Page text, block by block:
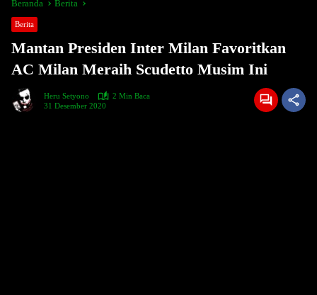
Beranda Berita
Berita
Mantan Presiden Inter Milan Favoritkan
AC Milan Meraih Scudetto Musim Ini
Heru Setyono
2 Min Baca
31 Desember 2020